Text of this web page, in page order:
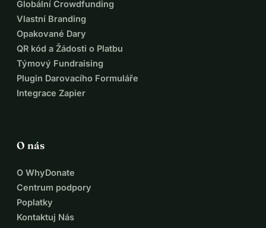
Globální Crowdfunding
Vlastní Branding
Opakované Dary
QR kód a Žádosti o Platbu
Týmový Fundraising
Plugin Darovacího Formuláře
Integrace Zapier
O nás
O WhyDonate
Centrum podpory
Poplatky
Kontaktuj Nás